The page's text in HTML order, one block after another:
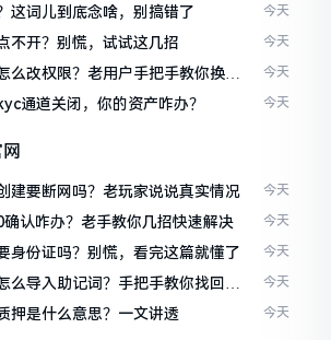
这词儿到底念啥，别搞错了 今天
不开？别慌，试试这几招 今天
改权限？老用户手把手教你换主
今天
通道关闭，你的资产咋办？ 今天
建要断网吗？老玩家说说真实情况 今天
认咋办？老手教你几招快速解决 今天
身份证吗？别慌，看完这篇就懂了 今天
导入助记词？手把手教你找回资
今天
押是什么意思？一文讲透 今天